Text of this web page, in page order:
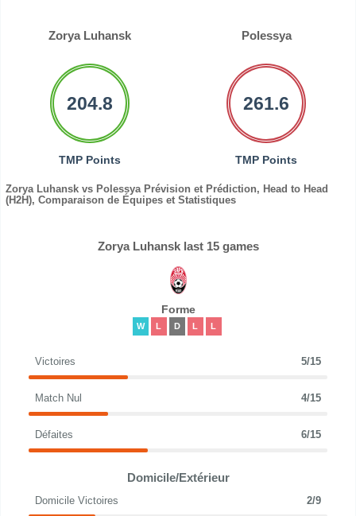
Zorya Luhansk Polessya
204.8
TMP Points
261.6
TMP Points
Zorya Luhansk vs Polessya Prévision et Prédiction, Head to Head
(H2H), Comparaison de Équipes et Statistiques
Zorya Luhansk last 15 games
Forme
W L D L L
Victoires 5/15
Match Nul 4/15
Défaites 6/15
Domicile/Extérieur
Domicile Victoires 2/9